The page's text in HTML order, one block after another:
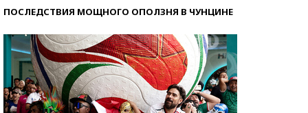
ПОСЛЕДСТВИЯ МОЩНОГО ОПОЛЗНЯ В ЧУНЦИНЕ